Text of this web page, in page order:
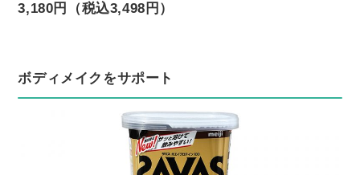
3,180円（税込3,498円）
ボディメイクをサポート